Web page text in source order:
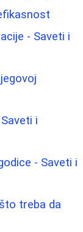
- Saveti i
i
- Saveti i
treba da